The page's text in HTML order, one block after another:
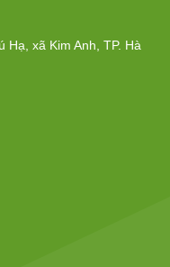
xã Kim Anh, TP. Hà